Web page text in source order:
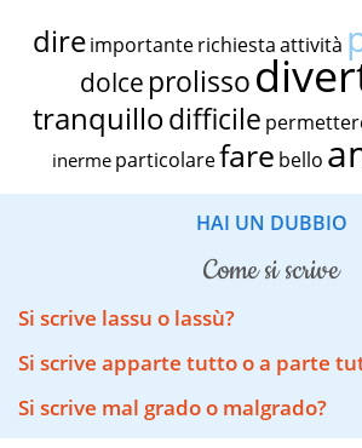
dire importante richiestaattività
dolce prolisso
tranquillodifficile
inerme particolarefare bello
HAI UN DUBBIO
come si scrive
Si scrive lassu o lassù?
Si scrive apparte tutto o a parte
Si scrive mal grado o malgrado?